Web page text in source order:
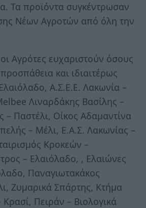
Τα προϊόντα συγκέντρωσαν
Νέων Αγροτών από όλη την
Αγρότες ευχαριστούν όσους
και ιδιαιτέρως
Α.Σ.Ε.Ε. Λακωνία –
Λιναρδάκης Βασίλης –
Παστέλι, Οίκος Αδαμαντίνα
– Μέλι, Ε.Α.Σ. Λακωνίας –
Κροκεών –
– Ελαιόλαδο, , Ελαιώνες
Παναγιωτακάκος
Ζυμαρικά Σπάρτης, Κτήμα
Πειράν – Βιολογικά